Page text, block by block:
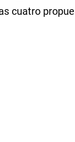
cuatro